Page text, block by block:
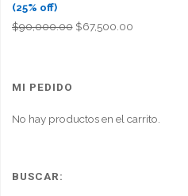
(25% off)
$90,000.00 El
$67,500.00El
MI PEDIDO
No hay productos en el carrito.
BUSCAR: